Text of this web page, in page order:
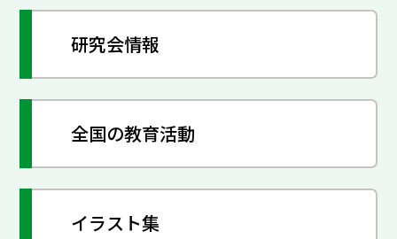
研究会情報
全国の教育活動
イラスト集